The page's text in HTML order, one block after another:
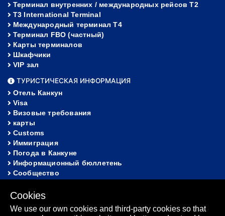
Терминал внутренних / международных рейсов T2
T3 International Terminal
Международный терминал Т4
Терминал FBO (частный)
Карты терминалов
Шкафчики
VIP зал
ТУРИСТИЧЕСКАЯ ИНФОРМАЦИЯ
Отель Канкун
Visa
Визовые требования
карты
Customs
Иммиграция
Погода в Канкуне
Информационный бюллетень
Сообщество
FAQ
Потерянное и найденное
Cookies
We use our own cookies and third-party cookies so that